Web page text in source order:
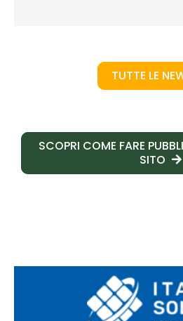
TUTTE LE
SCOPRI COME FARE
SITO